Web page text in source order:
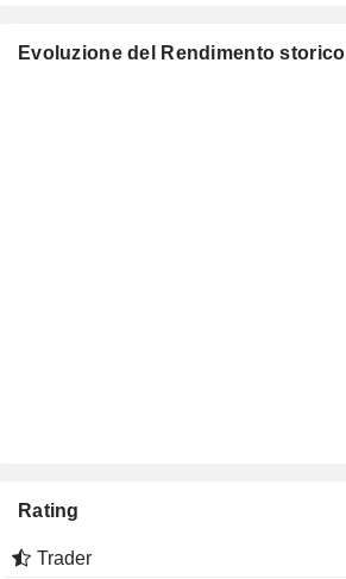
Evoluzione del Rendimento storico
Rating
Trader